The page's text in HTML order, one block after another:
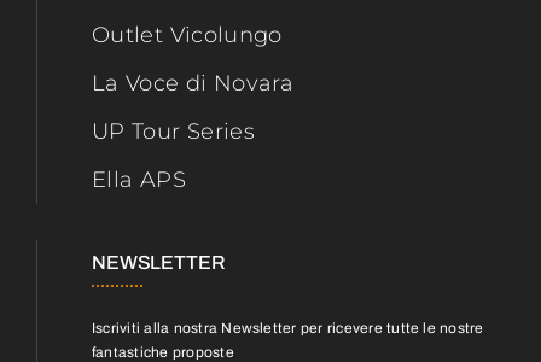
Outlet Vicolungo
La Voce di Novara
UP Tour Series
Ella APS
NEWSLETTER
Iscriviti alla nostra Newsletter per ricevere tutte le nostre
fantastiche proposte